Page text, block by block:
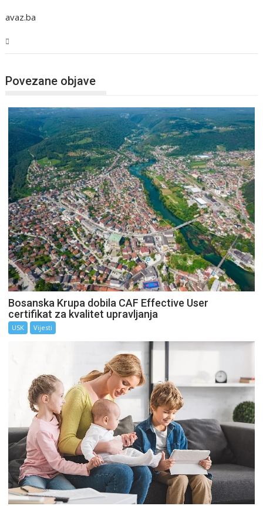
avaz.ba
Povezane objave
Bosanska Krupa dobila CAF Effective User
certifikat za kvalitet upravljanja
USK Vijesti